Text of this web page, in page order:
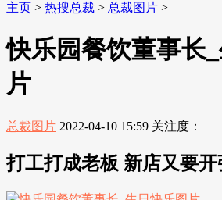
主页 > 热搜总裁 > 总裁图片 >
快乐园餐饮董事长
片
总裁图片 2022-04-10 15:59 关注度：
打工打成老板 新店又要开